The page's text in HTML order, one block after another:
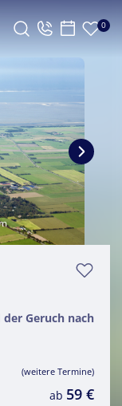
0
Geruch nach
(weitere Termine)
ab 59 €